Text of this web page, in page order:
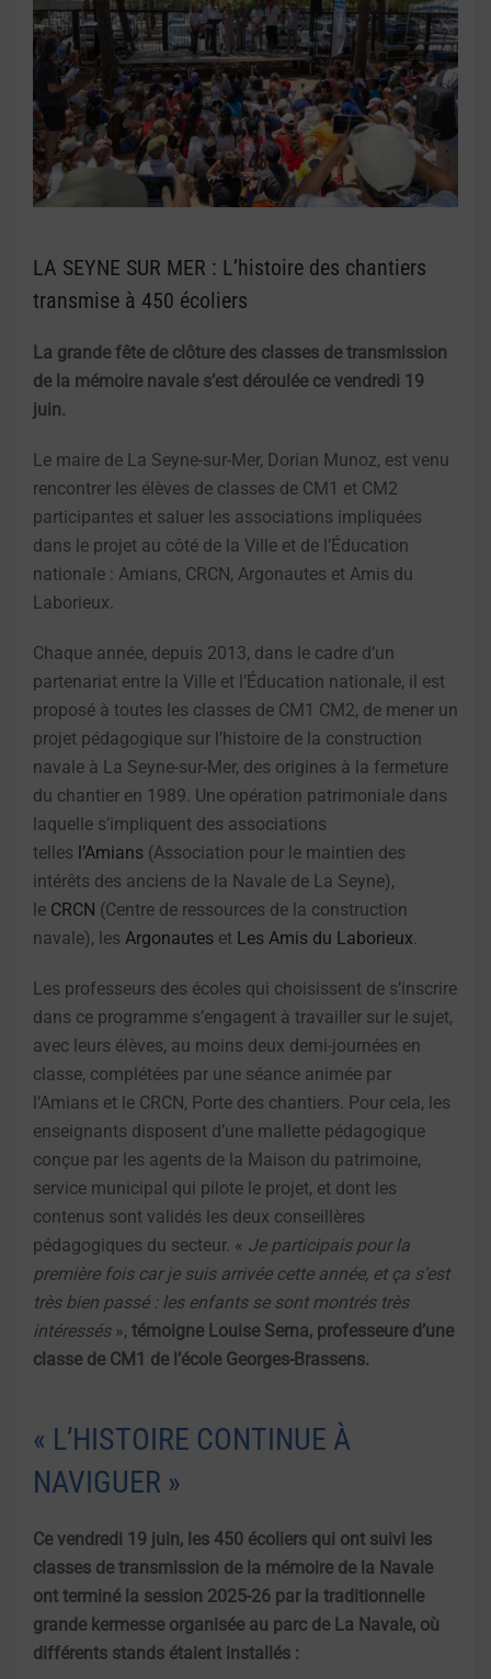
LA SEYNE SUR MER : L’histoire des chantiers
transmise à 450 écoliers
La grande fête de clôture des classes de transmission
de la mémoire navale s’est déroulée ce vendredi 19
juin.
Le maire de La Seyne-sur-Mer, Dorian Munoz, est venu
rencontrer les élèves de classes de CM1 et CM2
participantes et saluer les associations impliquées
dans le projet au côté de la Ville et de l’Éducation
nationale : Amians, CRCN, Argonautes et Amis du
Laborieux.
Chaque année, depuis 2013, dans le cadre d’un
partenariat entre la Ville et l’Éducation nationale, il est
proposé à toutes les classes de CM1 CM2, de mener un
projet pédagogique sur l’histoire de la construction
navale à La Seyne-sur-Mer, des origines à la fermeture
du chantier en 1989. Une opération patrimoniale dans
laquelle s’impliquent des associations
telles l’Amians (Association pour le maintien des
intérêts des anciens de la Navale de La Seyne),
le CRCN (Centre de ressources de la construction
navale), les Argonautes et Les Amis du Laborieux.
Les professeurs des écoles qui choisissent de s’inscrire
dans ce programme s’engagent à travailler sur le sujet,
avec leurs élèves, au moins deux demi-journées en
classe, complétées par une séance animée par
l’Amians et le CRCN, Porte des chantiers. Pour cela, les
enseignants disposent d’une mallette pédagogique
conçue par les agents de la Maison du patrimoine,
service municipal qui pilote le projet, et dont les
contenus sont validés les deux conseillères
pédagogiques du secteur. « Je participais pour la
première fois car je suis arrivée cette année, et ça s’est
très bien passé : les enfants se sont montrés très
intéressés», témoigne Louise Serna, professeure d’une
classe de CM1 de l’école Georges-Brassens.
« L’HISTOIRE CONTINUE À
NAVIGUER »
Ce vendredi 19 juin, les 450 écoliers qui ont suivi les
classes de transmission de la mémoire de la Navale
ont terminé la session 2025-26 par la traditionnelle
grande kermesse organisée au parc de La Navale, où
différents stands étaient installés :